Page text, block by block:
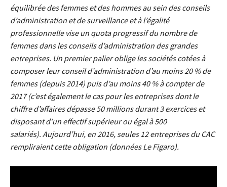
équilibrée des femmes et des hommes au sein des conseils
d’administration et de surveillance et à l’égalité
professionnelle vise un quota progressif du nombre de
femmes dans les conseils d’administration des grandes
entreprises. Un premier palier oblige les sociétés cotées à
composer leur conseil d’administration d’au moins 20 % de
femmes (depuis 2014) puis d’au moins 40 % à compter de
2017 (c’est également le cas pour les entreprises dont le
chiffre d’affaires dépasse 50 millions durant 3 exercices et
disposant d’un effectif supérieur ou égal à 500
salariés). Aujourd’hui, en 2016, seules 12 entreprises du CAC
rempliraient cette obligation (données Le Figaro).